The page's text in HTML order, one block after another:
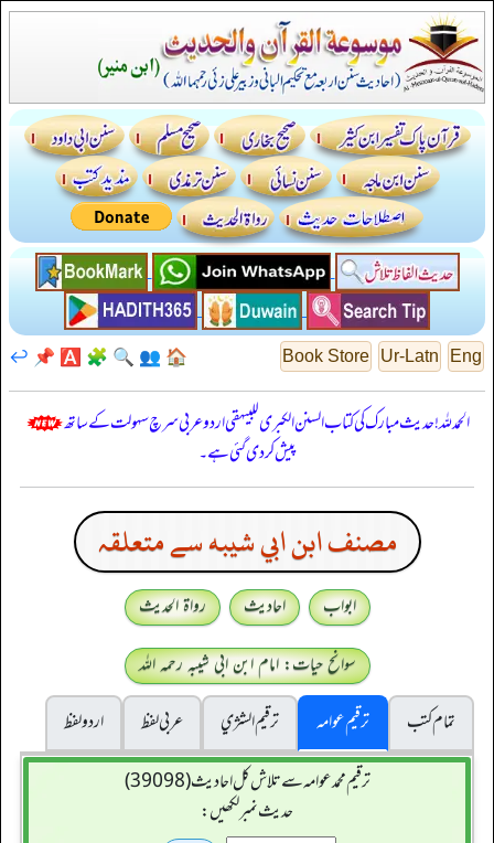
Eng
Ur-Latn
Book Store
🏠
👥
🔍
🧩
🅰️
📌
↩️
الحمدللہ! حدیث مبارک کی کتاب السنن الكبرى للبيهقي اردو عربی سرچ سہولت کے ساتھ
پیش کر دی گئی ہے۔
مصنف ابن ابي شيبه سے متعلقہ
ابواب احادیث
رواۃ الحدیث
سوانح حیات: امام ابن ابی شیبہ رحمہ اللہ
تمام کتب
ترقیم عوامہ ترقيم الشژي عربی لفظ
اردو لفظ
ترقیم محمدعوامہ سے تلاش کل احادیث (39098)
حدیث نمبر لکھیں: